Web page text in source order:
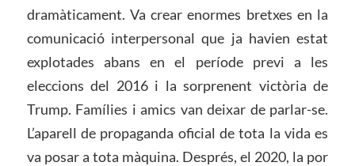
dramàticament. Va crear enormes bretxes en la
comunicació interpersonal que ja havien estat
explotades abans en el període previ a les
eleccions del 2016 i la sorprenent victòria de
Trump. Famílies i amics van deixar de parlar-se.
L’aparell de propaganda oficial de tota la vida es
va posar a tota màquina. Després, el 2020, la por